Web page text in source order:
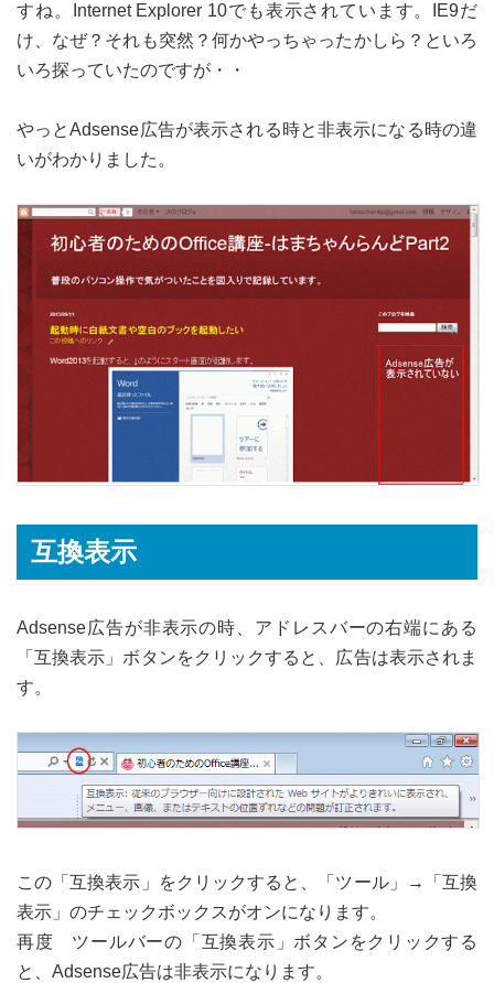
すね。Internet Explorer 10でも表示されています。IE9だ
け、なぜ？それも突然？何かやっちゃったかしら？といろ
いろ探っていたのですが・・
やっとAdsense広告が表示される時と非表示になる時の違
いがわかりました。
互換表示
Adsense広告が非表示の時、アドレスバーの右端にある
「互換表示」ボタンをクリックすると、広告は表示されま
す。
この「互換表示」をクリックすると、「ツール」→「互換
表示」のチェックボックスがオンになります。
再度 ツールバーの「互換表示」ボタンをクリックする
と、Adsense広告は非表示になります。